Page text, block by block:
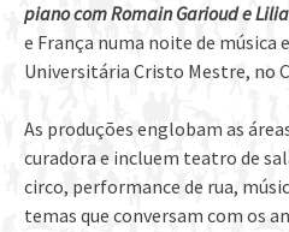
piano com Romain Garioud e
e França numa noite de música
Universitária Cristo Mestre, no
As produções englobam as
curadora e incluem teatro de
circo, performance de rua,
temas que conversam com os